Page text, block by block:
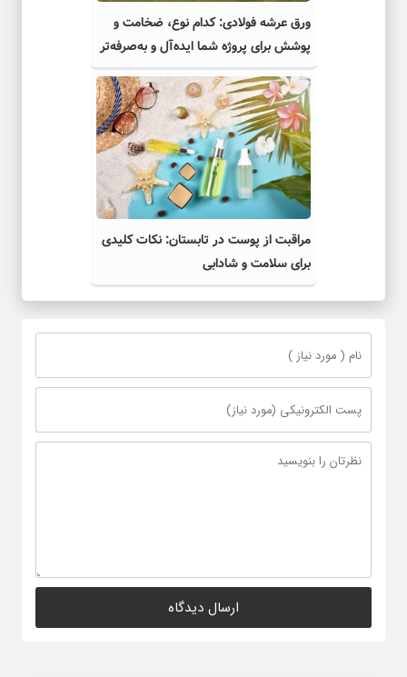
ورق عرشه فولادی: کدام نوع، ضخامت و
پوشش برای پروژه شما ایده‌آل و به‌صرفه‌تر
است؟
مراقبت از پوست در تابستان: نکات کلیدی
برای سلامت و شادابی